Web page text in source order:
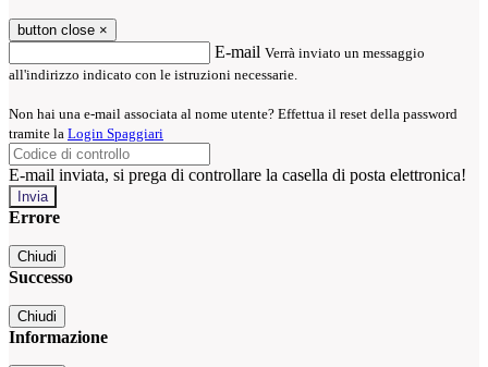
button close ×
E-mail Verrà inviato un messaggio
all'indirizzo indicato con le istruzioni necessarie.
Non hai una e-mail associata al nome utente? Effettua il reset della password
tramite la Login Spaggiari
E-mail inviata, si prega di controllare la casella di posta elettronica!
Errore
Chiudi
Successo
Chiudi
Informazione